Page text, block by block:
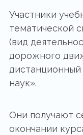
Участники
тематической
(вид
дорожного
наук».
Они получают
окончании